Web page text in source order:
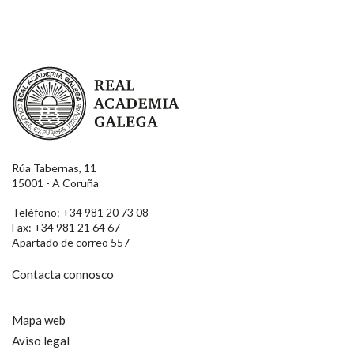
Real Academia Galega
Rúa Tabernas, 11
15001 - A Coruña
Teléfono: +34 981 20 73 08
Fax: +34 981 21 64 67
Apartado de correo 557
Contacta connosco
Mapa web
Aviso legal